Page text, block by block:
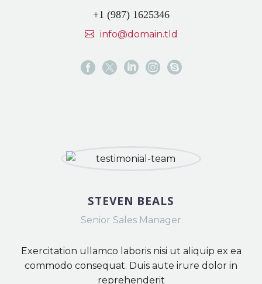
+1 (987) 1625346
info@domain.tld
STEVEN BEALS
Senior Sales Manager
Exercitation ullamco laboris nisi ut aliquip ex ea
commodo consequat. Duis aute irure dolor in
reprehenderit